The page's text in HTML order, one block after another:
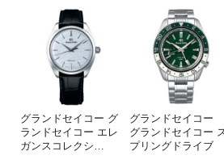
グランドセイコー グ
ランドセイコー エレ
ガンスコレクシ
グランドセイコー
グランドセイコー
プリングドライブ